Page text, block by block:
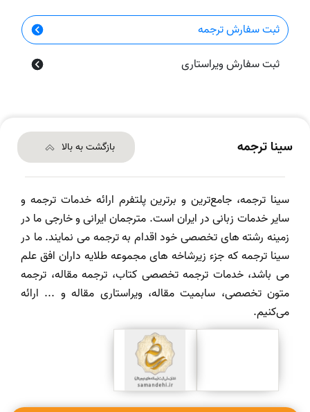
ثبت سفارش ترجمه
ثبت سفارش ویراستاری
سینا ترجمه بازگشت به بالا
سینا ترجمه، جامع‌ترین و برترین پلتفرم ارائه خدمات ترجمه و
سایر خدمات زبانی در ایران است. مترجمان ایرانی و خارجی ما در
زمینه رشته های تخصصی خود اقدام به ترجمه می نمایند. ما در
سینا ترجمه که جزء زیرشاخه های مجموعه طلایه داران افق علم
می باشد، خدمات ترجمه تخصصی کتاب، ترجمه مقاله، ترجمه
متون تخصصی، سابمیت مقاله، ویراستاری مقاله و ... ارائه
می‌کنیم.